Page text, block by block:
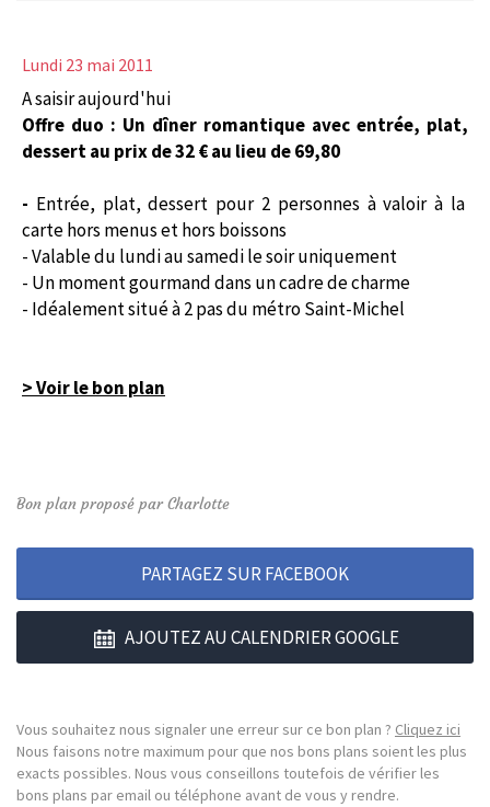
Lundi 23 mai 2011
A saisir aujourd'hui
Offre duo : Un dîner romantique avec entrée, plat,
dessert au prix de 32 € au lieu de 69,80
- Entrée, plat, dessert pour 2 personnes à valoir à la
carte hors menus et hors boissons
- Valable du lundi au samedi le soir uniquement
- Un moment gourmand dans un cadre de charme
- Idéalement situé à 2 pas du métro Saint-Michel
> Voir le bon plan
Bon plan proposé par Charlotte
PARTAGEZ SUR FACEBOOK
AJOUTEZ AU CALENDRIER GOOGLE
Vous souhaitez nous signaler une erreur sur ce bon plan ? Cliquez ici
Nous faisons notre maximum pour que nos bons plans soient les plus
exacts possibles. Nous vous conseillons toutefois de vérifier les
bons plans par email ou téléphone avant de vous y rendre.